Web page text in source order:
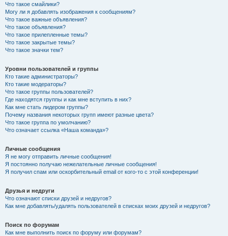
Что такое смайлики?
Могу ли я добавлять изображения к сообщениям?
Что такое важные объявления?
Что такое объявления?
Что такое прилепленные темы?
Что такое закрытые темы?
Что такое значки тем?
Уровни пользователей и группы
Кто такие администраторы?
Кто такие модераторы?
Что такое группы пользователей?
Где находятся группы и как мне вступить в них?
Как мне стать лидером группы?
Почему названия некоторых групп имеют разные цвета?
Что такое группа по умолчанию?
Что означает ссылка «Наша команда»?
Личные сообщения
Я не могу отправить личные сообщения!
Я постоянно получаю нежелательные личные сообщения!
Я получил спам или оскорбительный email от кого-то с этой конференции!
Друзья и недруги
Что означают списки друзей и недругов?
Как мне добавлять/удалять пользователей в списках моих друзей и недругов?
Поиск по форумам
Как мне выполнить поиск по форуму или форумам?